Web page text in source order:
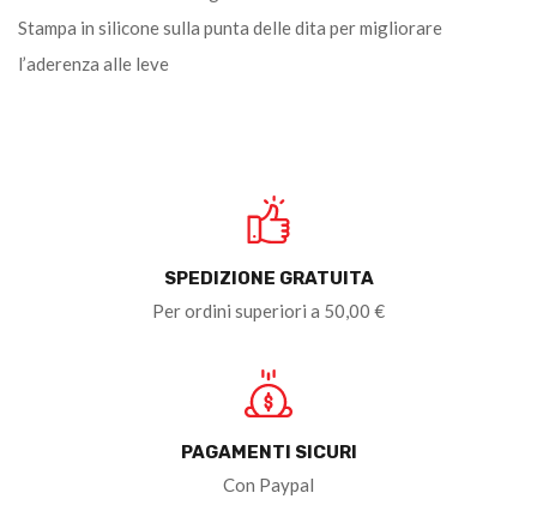
Stampa in silicone sulla punta delle dita per migliorare
l’aderenza alle leve
SPEDIZIONE GRATUITA
Per ordini superiori a 50,00 €
PAGAMENTI SICURI
Con Paypal